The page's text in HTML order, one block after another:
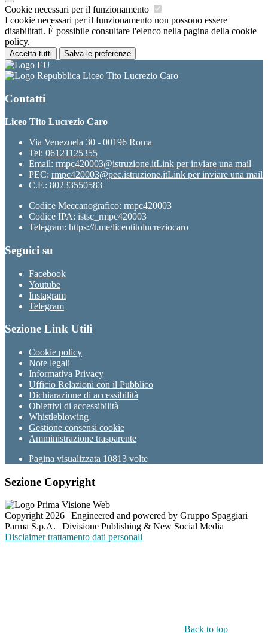
Cookie necessari per il funzionamento
I cookie necessari per il funzionamento non possono essere
disabilitati. È possibile consultare l'elenco nella pagina della cookie
policy.
Accetta tutti Salva le preferenze
Liceo Tito Lucrezio Caro
Contatti
Liceo Tito Lucrezio Caro
Via Venezuela 30 - 00196 Roma
Tel: 06121125355
Email: rmpc420003@istruzione.itLink per inviare una mail
PEC: rmpc420003@pec.istruzione.itLink per inviare una mail
C.F.: 80233550583
Codice Meccanografico: rmpc420003
Codice IPA: istsc_rmpc420003
Telegram: https://t.me/liceotitolucreziocaro
Seguici su
Facebook
Youtube
Instagram
Telegram
Sezione Link Utili
Cookie policy
Note legali
Informativa Privacy
Ufficio Relazioni con il Pubblico
Dichiarazione di accessibilità
Obiettivi di accessibilità
Whistleblowing
Gestione consensi cookie
Amministrazione trasparente
Pagina visualizzata 10813 volte
Sezione Copyright
Copyright 2026 | Engineered and powered by Gruppo Spaggiari
Parma S.p.A. | Divisione Publishing & New Social Media
Disclaimer trattamento dati personali
Back to top